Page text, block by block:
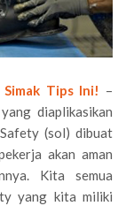
Tips Ini! –
diaplikasikan
(sol) dibuat
akan aman
Kita semua
yang kita miliki